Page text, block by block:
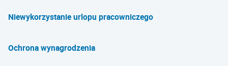
Niewykorzystanie urlopu pracowniczego
Ochrona wynagrodzenia